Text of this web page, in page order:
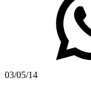
03/05/14